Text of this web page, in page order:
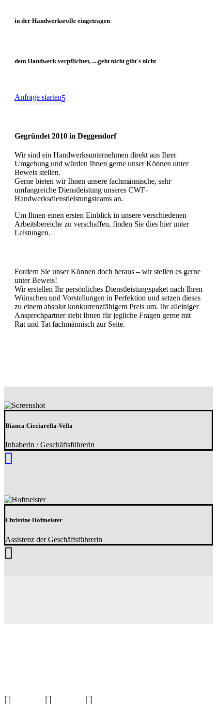
in der Handwerksrolle eingetragen
dem Handwerk verpflichtet, ....geht nicht gibt´s nicht
Anfrage starten
Gegründet 2010 in Deggendorf
Wir sind ein Handwerksunternehmen direkt aus Ihrer
Umgebung und würden Ihnen gerne unser Können unter
Beweis stellen.
Gerne bieten wir Ihnen unsere fachmännische, sehr
umfangreiche Dienstleistung unseres CWF-
Handwerksdienstleistungsteams an.
Um Ihnen einen ersten Einblick in unsere verschiedenen
Arbeitsbereiche zu verschaffen, finden Sie dies hier unter
Leistungen.
Fordern Sie unser Können doch heraus – wir stellen es gerne
unter Beweis!
Wir erstellen Ihr persönliches Dienstleistungspaket nach Ihren
Wünschen und Vorstellungen in Perfektion und setzen dieses
zu einem absolut konkurrenzfähigem Preis um. Ihr alleiniger
Ansprechpartner steht Ihnen für jegliche Fragen gerne mit
Rat und Tat fachmännisch zur Seite.
Bianca Cicciarella-Vella
Inhaberin / Geschäftsführerin
Christine Hofmeister
Assistenz der Geschäftsführerin